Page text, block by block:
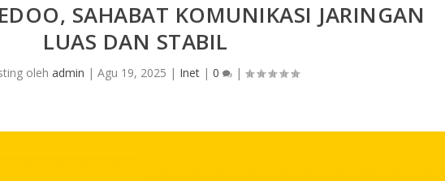
SAHABAT KOMUNIKASI JARINGAN
LUAS DAN STABIL
oleh admin | Agu 19, 2025 | Inet| 0 |